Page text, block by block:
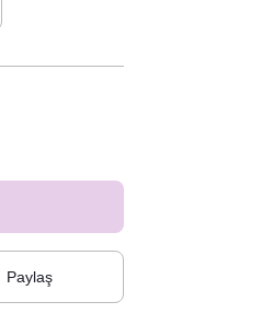
Paylaş